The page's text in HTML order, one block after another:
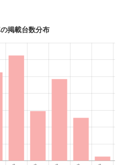
掲載台数分布